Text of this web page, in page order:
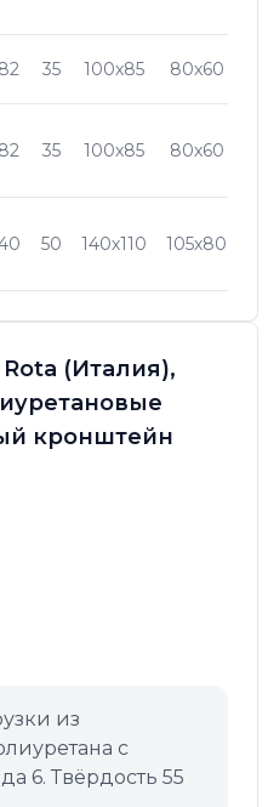
35 100х85 80х60
35 100х85 80х60
50 140х110 105х80
(Италия),
кронштейн
из
с
6. Твёрдость 55